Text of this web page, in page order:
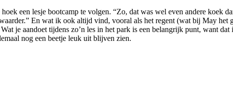
een lesje bootcamp te volgen. “Zo, dat was wel even andere koek
En wat ik ook altijd vind, vooral als het regent (wat bij May
je aandoet tijdens zo’n les in het park is een belangrijk punt, want
nog een beetje leuk uit blijven zien.